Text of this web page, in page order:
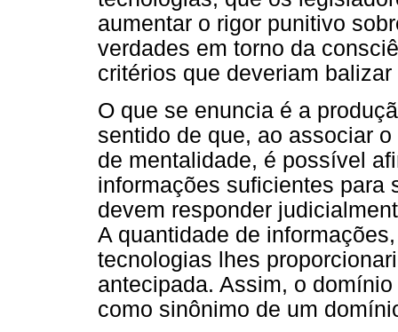
aumentar o rigor punitivo
verdades em torno da
critérios que deveriam
O que se enuncia é a
sentido de que, ao associar
de mentalidade, é possível
informações suficientes para
devem responder
A quantidade de
tecnologias lhes
antecipada. Assim, o
como sinônimo de um